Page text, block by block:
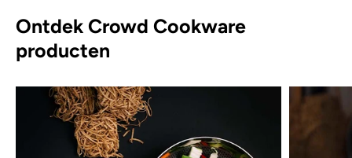
Ontdek Crowd Cookware
producten